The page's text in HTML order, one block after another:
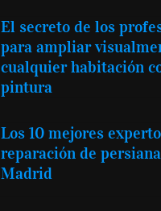
El secreto de los
para ampliar
cualquier habitación
pintura
Los 10 mejores
reparación de
Madrid